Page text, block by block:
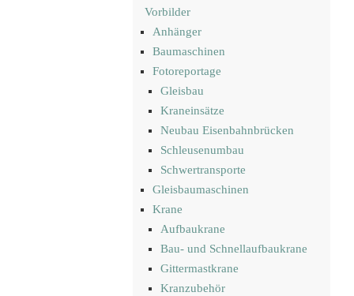
Vorbilder
Anhänger
Baumaschinen
Fotoreportage
Gleisbau
Kraneinsätze
Neubau Eisenbahnbrücken
Schleusenumbau
Schwertransporte
Gleisbaumaschinen
Krane
Aufbaukrane
Bau- und Schnellaufbaukrane
Gittermastkrane
Kranzubehör